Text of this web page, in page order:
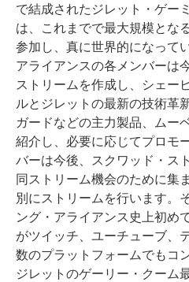
で結成されたジレット・ゲー
は、これまでで最大規模とな
参加し、真に世界的になってい
アライアンスの各メンバーは
ストリームを作成し、シェー
ルとジレットの最新の技術革
ガードなどの主力製品、ムー
紹介し、必要に応じてプロモ
バーは今後、スクワッド・ス
同ストリーム機会のために集
別にストリームを行います。
ング・アライアンス史上初め
がツイッチ、ユーチューブ、
数のプラットフォームでもコ
ジレットのゲーリー・クーム